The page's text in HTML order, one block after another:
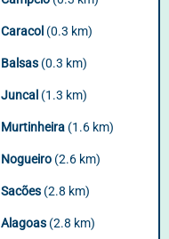
Caracol (0.3 km)
Balsas (0.3 km)
Juncal (1.3 km)
Murtinheira (1.6 km)
Nogueiro (2.6 km)
Sacões (2.8 km)
Alagoas (2.8 km)